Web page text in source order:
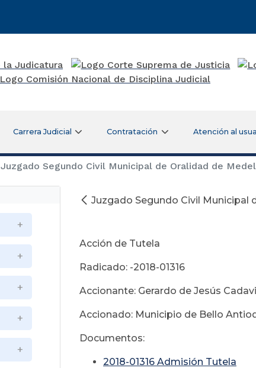
Carrera Judicial Contratación Atención al
Juzgado Segundo Civil Municipal de Oralidad de
Juzgado Segundo Civil Municipal
Acción de Tutela
Radicado: -2018-01316
Accionante: Gerardo de Jesús
Accionado: Municipio de Bello
Documentos:
2018-01316 Admisión Tutela